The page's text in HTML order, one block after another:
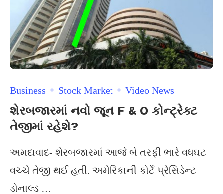
Business Stock Market Video News
શેરબજારમાં નવો જૂન F & O કોન્ટ્રેક્ટ
તેજીમાં રહેશે?
અમદાવાદ- શેરબજારમાં આજે બે તરફી ભારે વધઘટ
વચ્ચે તેજી થઈ હતી. અમેરિકાની કોર્ટે પ્રેસિડેન્ટ
ડોનાલ્ડ …